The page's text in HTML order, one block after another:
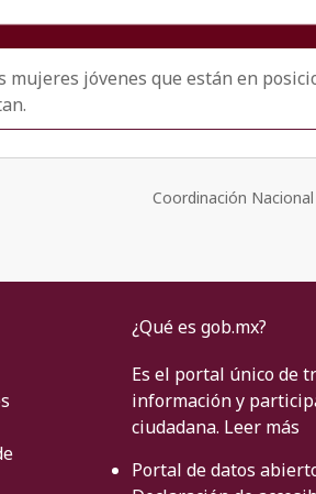
jóvenes que están en
Coordinación
¿Qué es gob.mx?
Es el portal único de
información y
ciudadana. Leer más
Portal de datos